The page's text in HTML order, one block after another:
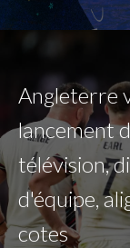
Angleterre
lancement
télévision,
d'équipe,
cotes